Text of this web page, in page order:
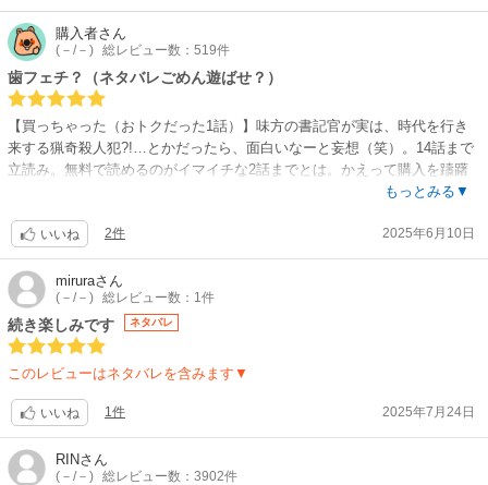
購入者さん
(－/－) 総レビュー数：519件
歯フェチ？（ネタバレごめん遊ばせ？）
【買っちゃった（おトクだった1話）】味方の書記官が実は、時代を行き
来する猟奇殺人犯?!…とかだったら、面白いなーと妄想（笑）。14話まで
立読み。無料で読めるのがイマイチな2話までとは。かえって購入を躊躇
ーに興味津々。ところが、仮にも第二夫人…それも第一王子のご生母！の
側仕えメイドなのに、オドオドし過ぎ、仕事もポンコツ過ぎ、何より前髪
が鬱陶し過ぎヾ(≧∀≦*)ﾉ〃。
洗い立てのエプロンに、あんな宝石入りの箱が入っていることに気がつか
ないなんて。あり得なくなーい？エプロンを渡された時、着けた時、ポケ
ットにハンカチを入れた時…気がつくチャンスはいくらでもあったはず。
それなのになぜか、主人の第二夫人と書記官である王弟が彼女の人柄を買
作品紹介も不親切。しかーし、3話から急に別人のように…ま、別人だろ
うケド、キビキビし出す。ただね、グロいんだよねー。なぜか歯を強調気
味の画風が伏線？だったかー。私はコメディタッチのホラーが好きなのよ
ー。ご用心を。
もっとみる▼
いいね 2件 2025年6月10日
miruraさん
(－/－) 総レビュー数：1件
続き楽しみです ネタバレ
このレビューはネタバレを含みます▼
いいね 1件 2025年7月24日
RINさん
(－/－) 総レビュー数：3902件